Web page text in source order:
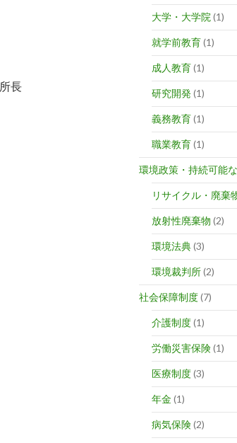
長
大学・大学院 (1)
就学前教育(1)
成人教育(1)
研究開発 (1)
義務教育(1)
職業教育(1)
環境政策・持続可能
リサイクル・廃棄
放射性廃棄物 (2)
環境法典(3)
環境裁判所(2)
社会保障制度(7)
介護制度(1)
労働災害保険(1)
医療制度(3)
年金 (1)
病気保険(2)